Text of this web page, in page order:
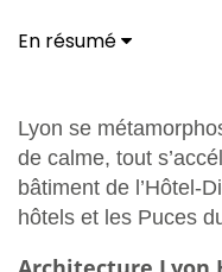
En résumé
Lyon se
de calme, tout
bâtiment de l’Hôtel-
hôtels et les Puces